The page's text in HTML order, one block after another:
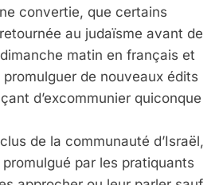
convertie, que certains
au judaïsme avant de
matin en français et
de nouveaux édits
d’excommunier quiconque
de la communauté d’Israël,
par les pratiquants